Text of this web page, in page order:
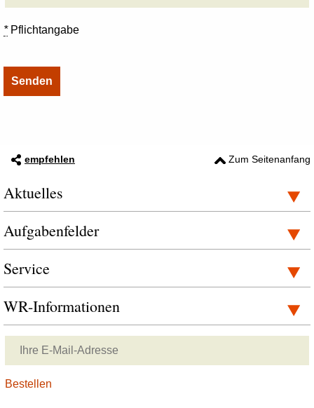
*Pflichtangabe
empfehlen Zum Seitenanfang
Aktuelles
Aufgabenfelder
Service
WR-Informationen